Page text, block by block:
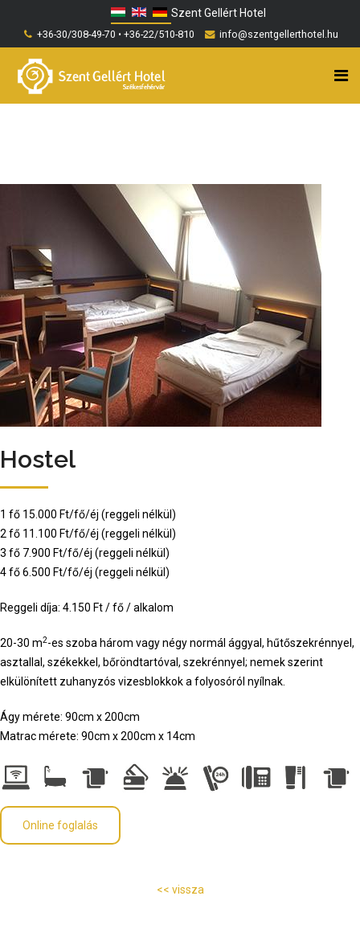
Szent Gellért Hotel
+36-30/308-49-70 • +36-22/510-810 info@szentgellerthotel.hu
Hostel
1 fő 15.000 Ft/fő/éj (reggeli nélkül)
2 fő 11.100 Ft/fő/éj (reggeli nélkül)
3 fő 7.900 Ft/fő/éj (reggeli nélkül)
4 fő 6.500 Ft/fő/éj (reggeli nélkül)
Reggeli díja: 4.150 Ft / fő / alkalom
20-30 m2-es szoba három vagy négy normál ággyal, hűtőszekrénnyel,
asztallal, székekkel, bőröndtartóval, szekrénnyel; nemek szerint
elkülönített zuhanyzós vizesblokkok a folyosóról nyílnak.
Ágy mérete: 90cm x 200cm
Matrac mérete: 90cm x 200cm x 14cm
Online foglalás
<< vissza